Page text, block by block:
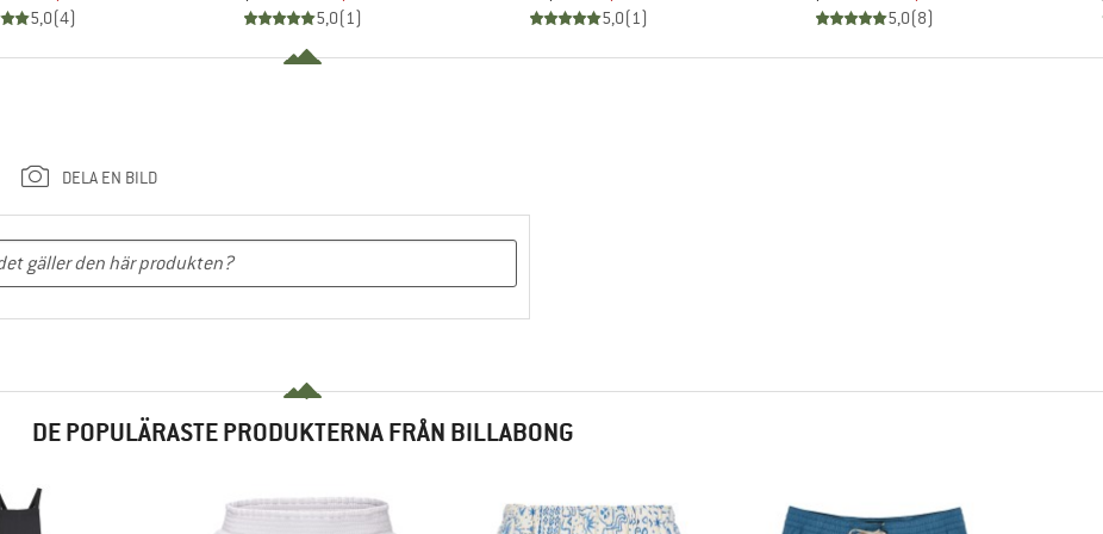
5,0(4) 5,0(1) 5,0(1) 5,0(8)
DELA EN BILD
DE POPULÄRASTE PRODUKTERNA FRÅN BILLABONG